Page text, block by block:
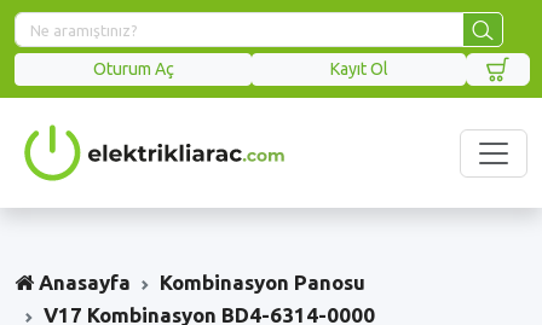
Oturum Aç Kayıt Ol
Anasayfa
Kombinasyon Panosu
V17 Kombinasyon BD4-6314-0000